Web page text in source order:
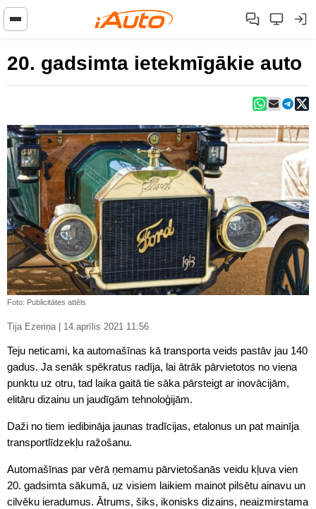
20. gadsimta ietekmīgākie auto
Foto: Publicitātes attēls
Tija Ezeriņa | 14.aprīlis 2021 11:56
Teju neticami, ka automašīnas kā transporta veids pastāv jau 140
gadus. Ja senāk spēkratus radīja, lai ātrāk pārvietotos no viena
punktu uz otru, tad laika gaitā tie sāka pārsteigt ar inovācijām,
elitāru dizainu un jaudīgām tehnoloģijām.
Daži no tiem iedibināja jaunas tradīcijas, etalonus un pat mainīja
transportlīdzekļu ražošanu.
Automašīnas par vērā ņemamu pārvietošanās veidu kļuva vien
20. gadsimta sākumā, uz visiem laikiem mainot pilsētu ainavu un
cilvēku ieradumus. Ātrums, šiks, ikonisks dizains, neaizmirstama